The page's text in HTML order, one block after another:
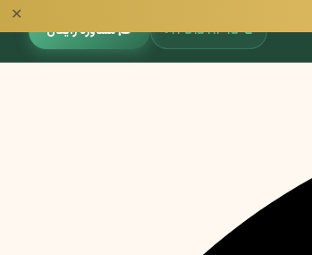
✕
📞۰۹۳۵۱۵۹۱۳۹۵ 🎓 مشاوره رایگان